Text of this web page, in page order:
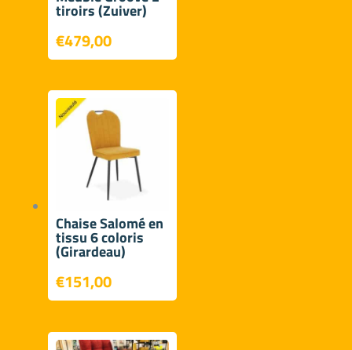
tiroirs (Zuiver)
€479,00
Chaise Salomé en
tissu 6 coloris
(Girardeau)
€151,00